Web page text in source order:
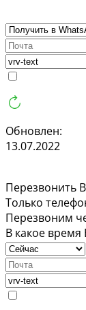
Обновлен:
13.07.2022
Перезвонить
Только
Перезвоним
В какое время